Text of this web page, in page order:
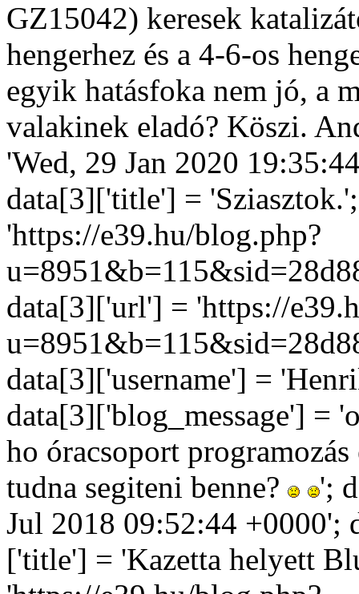
GZ15042) keresek
hengerhez és a 4-6-os
egyik hatásfoka nem jó, a
valakinek eladó? Köszi.
'Wed, 29 Jan 2020
data[3]['title'] =
'https://e39.hu/blog.php?
data[3]['url'] = 'https://
data[3]['username'] =
data[3]['blog_message'] =
ho óracsoport
tudna segiteni benne?
';
Jul 2018 09:52:44 +0000';
['title'] = 'Kazetta helyett